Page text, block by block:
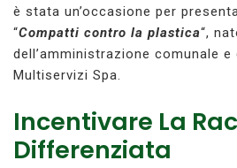
è stata un’occasione per
“Compatti contro la plastica“,
dell’amministrazione comunale
Multiservizi Spa.
Incentivare La
Differenziata